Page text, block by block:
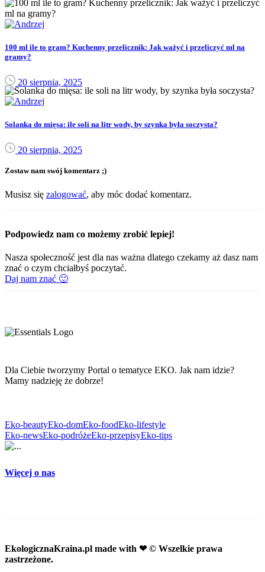
100 ml ile to gram? Kuchenny przelicznik: Jak ważyć i przeliczyć ml na
gramy?
20 sierpnia, 2025
Solanka do mięsa: ile soli na litr wody, by szynka była soczysta?
20 sierpnia, 2025
Zostaw nam swój komentarz ;)
Musisz się zalogować, aby móc dodać komentarz.
Podpowiedz nam co możemy zrobić lepiej!
Nasza społeczność jest dla nas ważna dlatego czekamy aż dasz nam
znać o czym chciałbyś poczytać.
Daj nam znać 🙂
Dla Ciebie tworzymy Portal o tematyce EKO. Jak nam idzie?
Mamy nadzieję że dobrze!
Eko-beautyEko-domEko-foodEko-lifestyle
Eko-newsEko-podróżeEko-przepisyEko-tips
Więcej o nas
EkologicznaKraina.pl made with ❤ © Wszelkie prawa
zastrzeżone.